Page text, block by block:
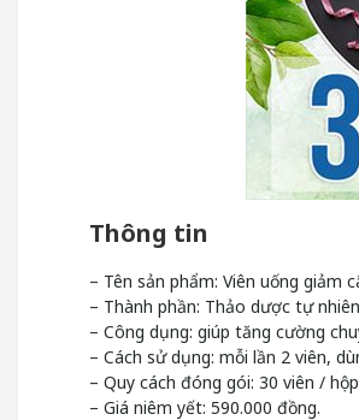
Thông tin
– Tên sản phẩm: Viên uống giảm
– Thành phần: Thảo dược tự
– Công dụng: giúp tăng cường
– Cách sử dụng: mỗi lần 2 viên,
– Quy cách đóng gói: 30 viên /
– Giá niêm yết: 590.000 đồng.